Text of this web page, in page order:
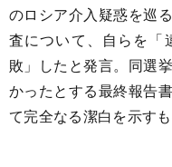
のロシア介入疑惑を巡
査について、自らを「
敗」したと発言。同選
かったとする最終報告
て完全なる潔白を示すも